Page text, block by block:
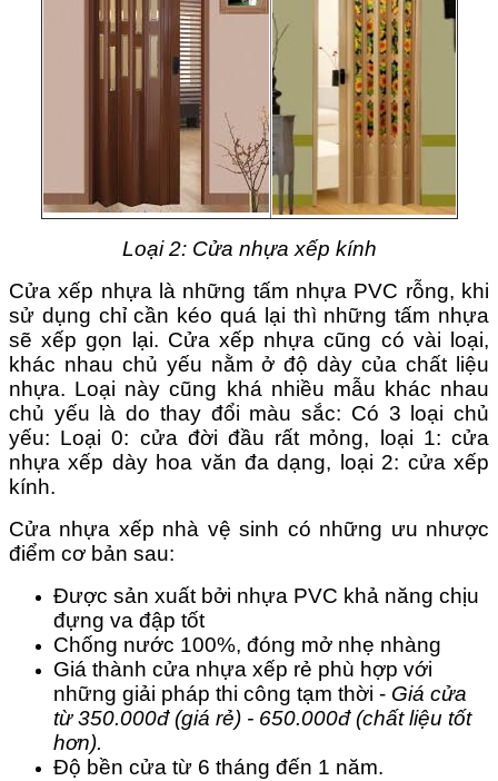
Loại 2: Cửa nhựa xếp kính
Cửa xếp nhựa là những tấm nhựa PVC rỗng, khi
sử dụng chỉ cần kéo quá lại thì những tấm nhựa
sẽ xếp gọn lại. Cửa xếp nhựa cũng có vài loại,
khác nhau chủ yếu nằm ở độ dày của chất liệu
nhựa. Loại này cũng khá nhiều mẫu khác nhau
chủ yếu là do thay đổi màu sắc: Có 3 loại chủ
yếu: Loại 0: cửa đời đầu rất mỏng, loại 1: cửa
nhựa xếp dày hoa văn đa dạng, loại 2: cửa xếp
kính.
Cửa nhựa xếp nhà vệ sinh có những ưu nhược
điểm cơ bản sau:
Được sản xuất bởi nhựa PVC khả năng chịu
đựng va đập tốt
Chống nước 100%, đóng mở nhẹ nhàng
Giá thành cửa nhựa xếp rẻ phù hợp với
những giải pháp thi công tạm thời - Giá cửa
từ 350.000đ (giá rẻ) - 650.000đ (chất liệu tốt
hơn).
Độ bền cửa từ 6 tháng đến 1 năm.